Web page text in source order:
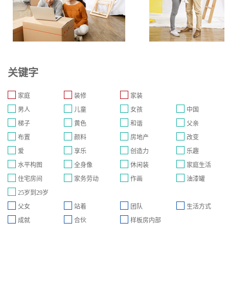
关键字
家庭 装修
家装
男人
儿童 女孩
中国
梯子
黄色 和谐
父亲
布置
颜料 房地产
改变
爱
享乐 创造力
乐趣
水平构图
全身像 休闲装
家庭生活
住宅房间
家务劳动 作画
油漆罐
25岁到29岁
父女
站着 团队
生活方式
成就
合伙 样板房内部